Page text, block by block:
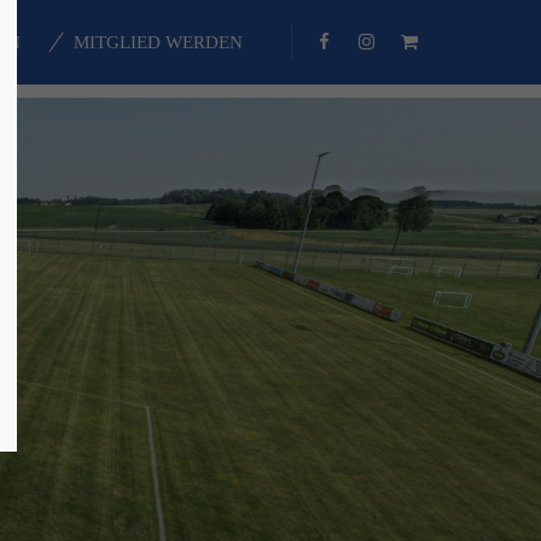
consectetuer adipiscing elit.
Aenean commodo ligula eget dolor.
Aenean massa. Cum sociis natoque
penatibus et magnis dis parturient
montes, nascetur ridiculus mus.
Donec quam felis, ultricies nec.
MITGLIED WERDEN